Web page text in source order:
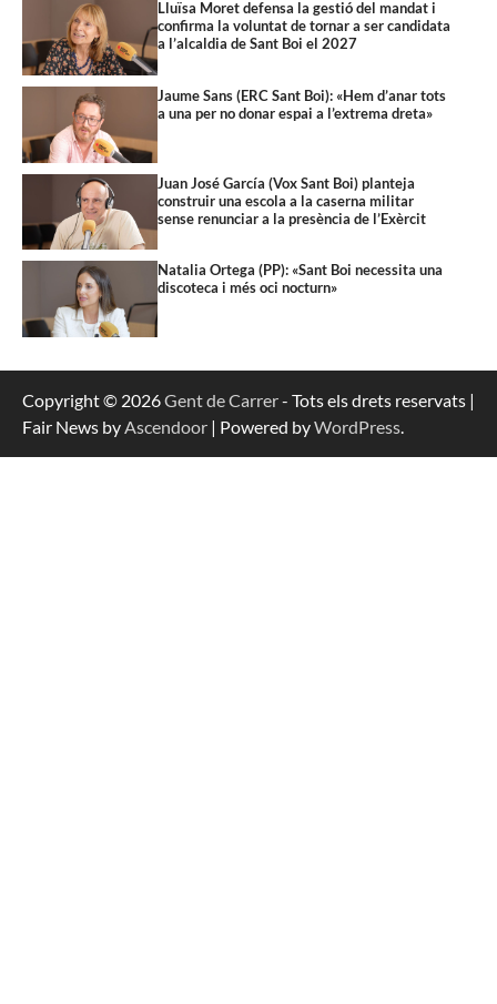
Lluïsa Moret defensa la gestió del mandat i
confirma la voluntat de tornar a ser candidata
a l’alcaldia de Sant Boi el 2027
Jaume Sans (ERC Sant Boi): «Hem d’anar tots
a una per no donar espai a l’extrema dreta»
Juan José García (Vox Sant Boi) planteja
construir una escola a la caserna militar
sense renunciar a la presència de l’Exèrcit
Natalia Ortega (PP): «Sant Boi necessita una
discoteca i més oci nocturn»
Copyright © 2026Gent de Carrer- Tots els drets reservats |
Fair News byAscendoor | Powered byWordPress.